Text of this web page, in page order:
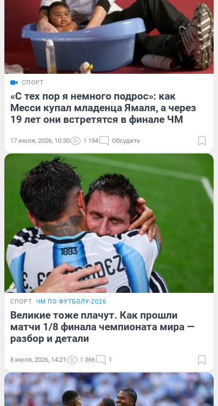
СПОРТ
«С тех пор я немного подрос»: как
Месси купал младенца Ямаля, а через
19 лет они встретятся в финале ЧМ
17 июля, 2026, 10:30 1 194 Обсудить
СПОРТ ЧМ ПО ФУТБОЛУ-2026
Великие тоже плачут. Как прошли
матчи 1/8 финала чемпионата мира —
разбор и детали
8 июля, 2026, 14:21 1 366 1